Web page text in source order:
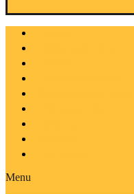
Menu